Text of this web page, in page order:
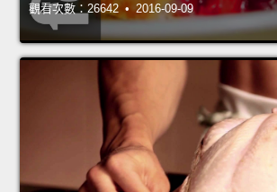
觀看次數：26642 • 2016-09-09